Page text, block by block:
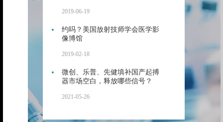
2019-06-19
约吗？美国放射技师学会医学影
像博馆
2019-02-18
微创、乐普、先健填补国产起搏
器市场空白，释放哪些信号？
2021-05-26